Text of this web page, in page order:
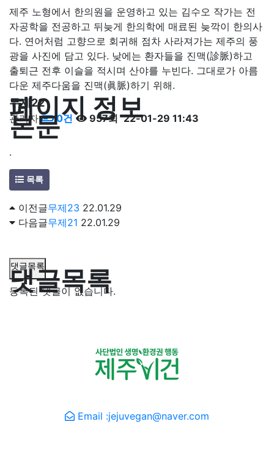
제주 노형에서 한의원을 운영하고 있는 김수오 작가는 전
자공학을 전공하고 뒤늦게 한의학에 매료된 늦깍이 한의사
다. 연어처럼 고향으로 회귀해 점차 사라져가는 제주의 풍
광을 사진에 담고 있다. 낮에는 환자들을 진맥(診脈)하고
출퇴근 전후 이슬을 적시며 산야를 누빈다. 그대로가 아름
다운 제주다움을 진맥(眞脈)하기 위해.
무제22
페이지 정보
관리자 0건 957회 22-01-29 11:43
본문
.
목록
이전글무제23 22.01.29
다음글무제21 22.01.29
댓글목록
댓글목록
등록된 댓글이 없습니다.
(사)생명환경권행동 제주비건 · 제주동물권연구소
Email :jejuvegan@naver.com